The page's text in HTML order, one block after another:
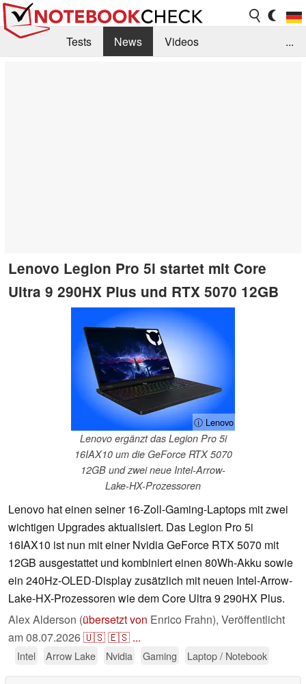
Tests News
Videos
...
Lenovo Legion Pro 5i startet mit Core
Ultra 9 290HX Plus und RTX 5070 12GB
ⓘ Lenovo
Lenovo ergänzt das Legion Pro 5i
16IAX10 um die GeForce RTX 5070
12GB und zwei neue Intel-Arrow-
Lake-HX-Prozessoren
Lenovo hat einen seiner 16-Zoll-Gaming-Laptops mit zwei
wichtigen Upgrades aktualisiert. Das Legion Pro 5i
16IAX10 ist nun mit einer Nvidia GeForce RTX 5070 mit
12GB ausgestattet und kombiniert einen 80Wh-Akku sowie
ein 240Hz-OLED-Display zusätzlich mit neuen Intel-Arrow-
Lake-HX-Prozessoren wie dem Core Ultra 9 290HX Plus.
Alex Alderson (übersetzt von Enrico Frahn), Veröffentlicht
am08.07.2026🇺🇸🇪🇸 ...
Intel Arrow Lake Nvidia Gaming Laptop / Notebook